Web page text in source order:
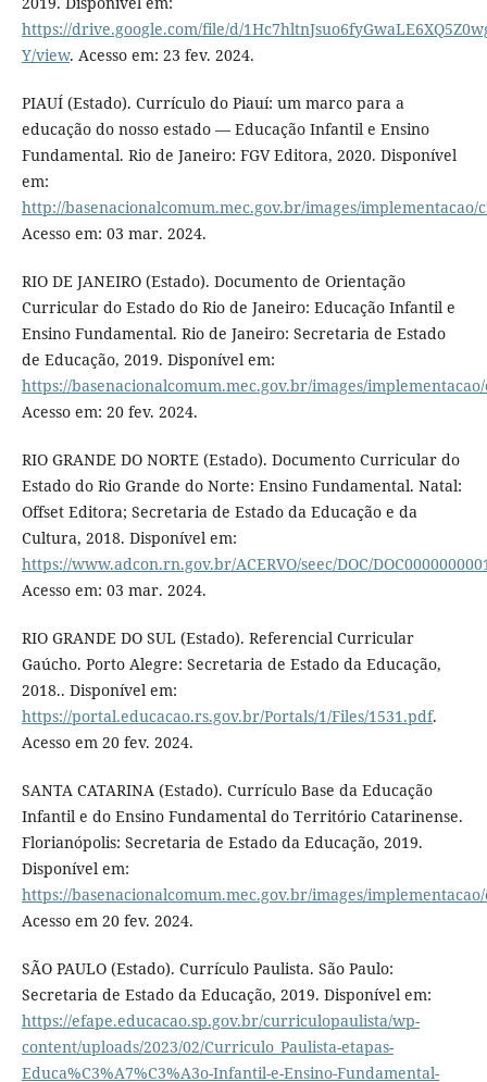
https://drive.google.com/file/d/
Y/view. Acesso em: 23 fev. 2024.
PIAUÍ (Estado). Currículo do Piauí: um marco para a
educação do nosso estado — Educação Infantil e Ensino
Fundamental. Rio de Janeiro: FGV Editora, 2020. Disponível
em:
http://basenacionalcomum.mec.gov.br/images/
Acesso em: 03 mar. 2024.
RIO DE JANEIRO (Estado). Documento de Orientação
Curricular do Estado do Rio de Janeiro: Educação Infantil e
Ensino Fundamental. Rio de Janeiro: Secretaria de Estado
de Educação, 2019. Disponível em:
https://basenacionalcomum.mec.gov.br/images/
Acesso em: 20 fev. 2024.
RIO GRANDE DO NORTE (Estado). Documento Curricular do
Estado do Rio Grande do Norte: Ensino Fundamental. Natal:
Offset Editora; Secretaria de Estado da Educação e da
Cultura, 2018. Disponível em:
https://www.adcon.rn.gov.br/ACERVO/seec/DOC/
Acesso em: 03 mar. 2024.
RIO GRANDE DO SUL (Estado). Referencial Curricular
Gaúcho. Porto Alegre: Secretaria de Estado da Educação,
2018.. Disponível em:
https://portal.educacao.rs.gov.br/Portals/1/Files/1531.pdf.
Acesso em 20 fev. 2024.
SANTA CATARINA (Estado). Currículo Base da Educação
Infantil e do Ensino Fundamental do Território Catarinense.
Florianópolis: Secretaria de Estado da Educação, 2019.
Disponível em:
https://basenacionalcomum.mec.gov.br/images/
Acesso em 20 fev. 2024.
SÃO PAULO (Estado). Currículo Paulista. São Paulo:
Secretaria de Estado da Educação, 2019. Disponível em:
https://efape.educacao.sp.gov.br/curriculopaulista/wp-
content/uploads/2023/02/Curriculo_Paulista-etapas-
Educa%C3%A7%C3%A3o-Infantil-e-Ensino-Fundamental-